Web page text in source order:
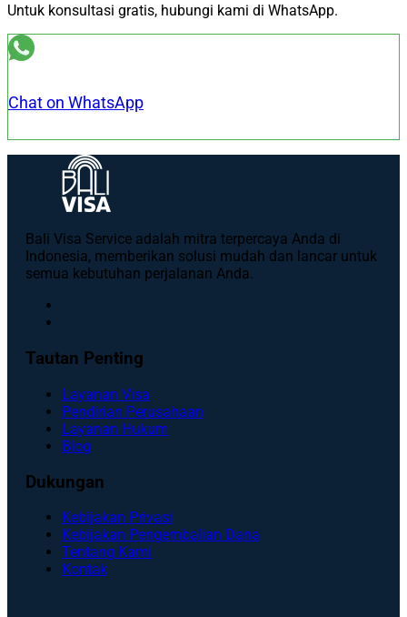
Untuk konsultasi gratis, hubungi kami di WhatsApp.
Chat on WhatsApp
Bali Visa Service adalah mitra terpercaya Anda di
Indonesia, memberikan solusi mudah dan lancar untuk
semua kebutuhan perjalanan Anda.
Tautan Penting
Layanan Visa
Pendirian Perusahaan
Layanan Hukum
Blog
Dukungan
Kebijakan Privasi
Kebijakan Pengembalian Dana
Tentang Kami
Kontak